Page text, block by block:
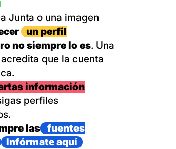
Junta o una imagen
un perfil
no siempre lo es. Una
que la cuenta
información
perfiles
las
fuentes
Infórmate aquí